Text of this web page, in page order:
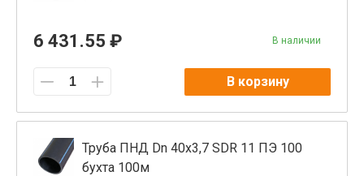
6 431.55 ₽ В наличии
В корзину
Труба ПНД Dn 40х3,7 SDR 11 ПЭ 100
бухта 100м